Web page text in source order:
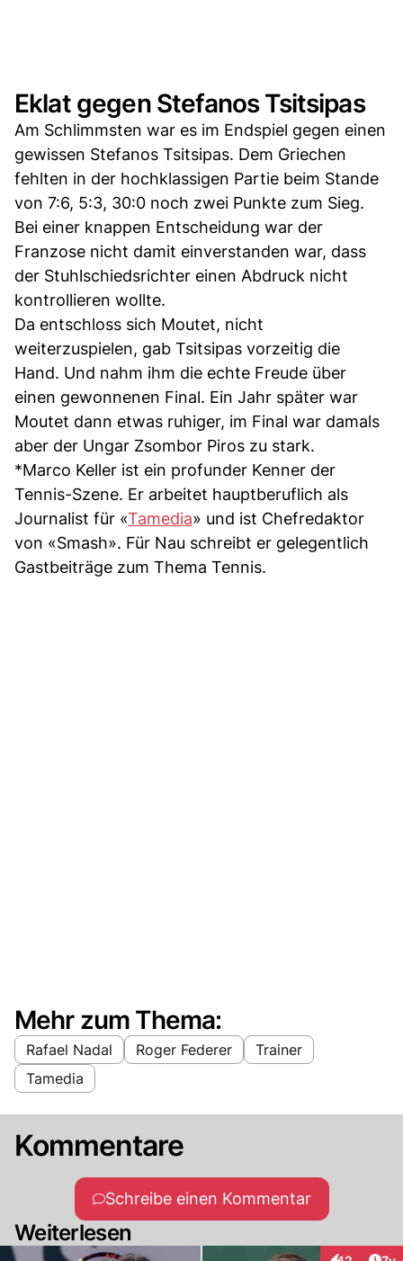
Eklat gegen Stefanos Tsitsipas
Am Schlimmsten war es im Endspiel gegen einen
gewissen Stefanos Tsitsipas. Dem Griechen
fehlten in der hochklassigen Partie beim Stande
von 7:6, 5:3, 30:0 noch zwei Punkte zum Sieg.
Bei einer knappen Entscheidung war der
Franzose nicht damit einverstanden war, dass
der Stuhlschiedsrichter einen Abdruck nicht
kontrollieren wollte.
Da entschloss sich Moutet, nicht
weiterzuspielen, gab Tsitsipas vorzeitig die
Hand. Und nahm ihm die echte Freude über
einen gewonnenen Final. Ein Jahr später war
Moutet dann etwas ruhiger, im Final war damals
aber der Ungar Zsombor Piros zu stark.
*Marco Keller ist ein profunder Kenner der
Tennis-Szene. Er arbeitet hauptberuflich als
Journalist für «Tamedia» und ist Chefredaktor
von «Smash». Für Nau schreibt er gelegentlich
Gastbeiträge zum Thema Tennis.
Mehr zum Thema:
Rafael Nadal Roger Federer
Trainer
Tamedia
Kommentare
Schreibe einen Kommentar
Weiterlesen